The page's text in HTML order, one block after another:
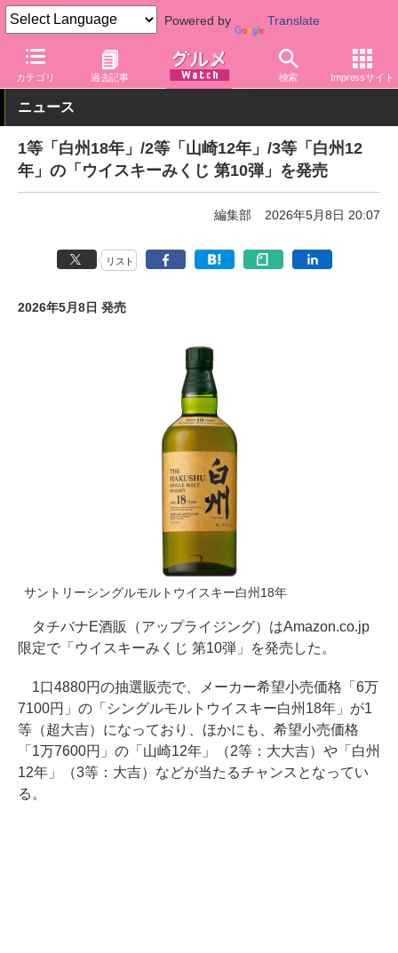
Powered by Translate
カテゴリ 過去記事 検索 Impressサイト
グルメ Watch アルコール ウイスキー
ニュース
1等「白州18年」/2等「山崎12年」/3等「白州12
年」の「ウイスキーみくじ 第10弾」を発売
編集部 2026年5月8日 20:07
リスト
2026年5月8日 発売
サントリーシングルモルトウイスキー白州18年
タチバナE酒販（アップライジング）はAmazon.co.jp
限定で「ウイスキーみくじ 第10弾」を発売した。
1口4880円の抽選販売で、メーカー希望小売価格「6万
7100円」の「シングルモルトウイスキー白州18年」が1
等（超大吉）になっており、ほかにも、希望小売価格
「1万7600円」の「山崎12年」（2等：大大吉）や「白州
12年」（3等：大吉）などが当たるチャンスとなってい
る。